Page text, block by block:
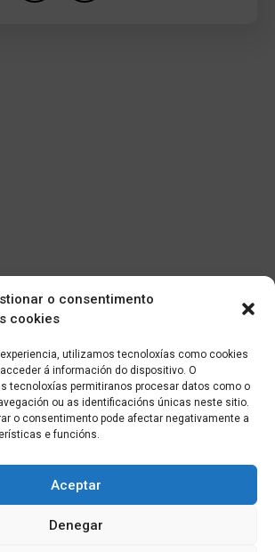
o consentimento
cookies
utilizamos tecnoloxías como cookies
á información do dispositivo. O
tecnoloxías permitiranos procesar datos como o
ou as identificacións únicas neste sitio.
o consentimento pode afectar negativamente a
e funcións.
Aceptar
Denegar